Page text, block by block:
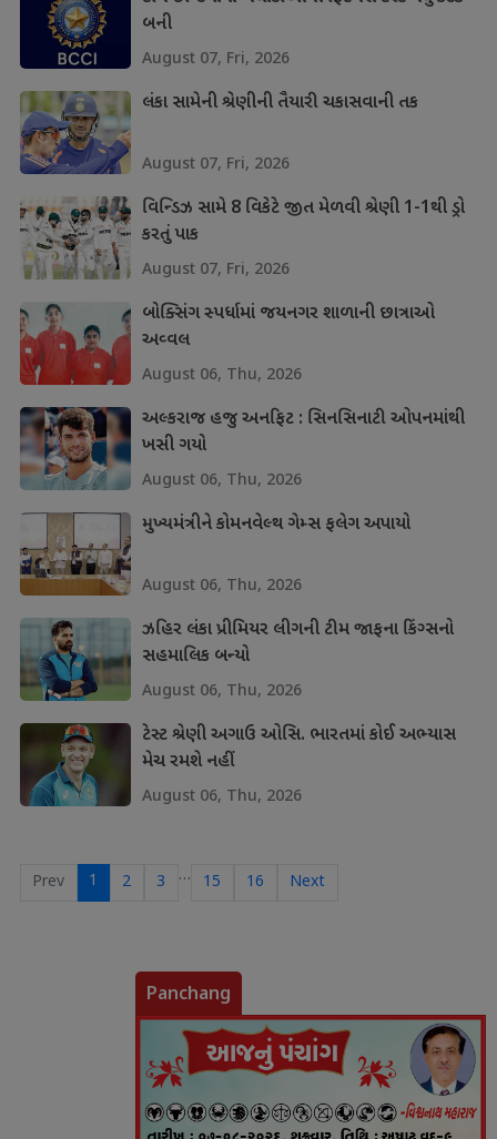
બની
August 07, Fri, 2026
લંકા સામેની શ્રેણીની તૈયારી ચકાસવાની તક
August 07, Fri, 2026
વિન્ડિઝ સામે 8 વિકેટે જીત મેળવી શ્રેણી 1-1થી ડ્રો
કરતું પાક
August 07, Fri, 2026
બોક્સિંગ સ્પર્ધામાં જયનગર શાળાની છાત્રાઓ
અવ્વલ
August 06, Thu, 2026
અલ્કરાજ હજુ અનફિટ : સિનસિનાટી ઓપનમાંથી
ખસી ગયો
August 06, Thu, 2026
મુખ્યમંત્રીને કોમનવેલ્થ ગેમ્સ ફલેગ અપાયો
August 06, Thu, 2026
ઝહિર લંકા પ્રીમિયર લીગની ટીમ જાફના કિંગ્સનો
સહમાલિક બન્યો
August 06, Thu, 2026
ટેસ્ટ શ્રેણી અગાઉ ઓસિ. ભારતમાં કોઈ અભ્યાસ
મેચ રમશે નહીં
August 06, Thu, 2026
Prev 1 2 3 … 15 16 Next
Panchang